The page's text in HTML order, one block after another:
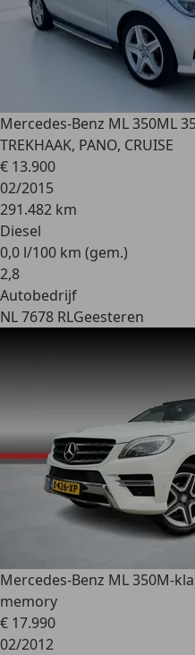
Mercedes-Benz ML 350ML
TREKHAAK, PANO, CRUISE
€ 13.900
02/2015
291.482 km
Diesel
0,0 l/100 km (gem.)
2,8
Autobedrijf
NL 7678 RLGeesteren
Mercedes-Benz ML 350M-
memory
€ 17.990
02/2012